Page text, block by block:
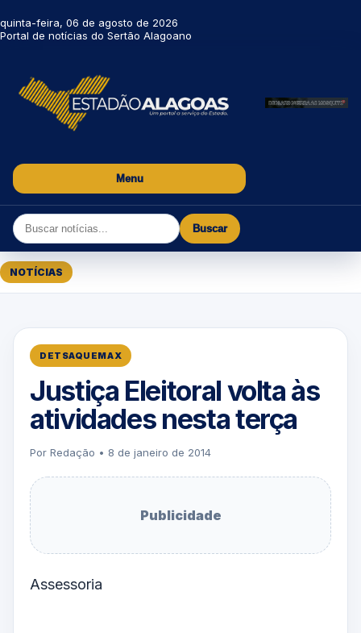
quinta-feira, 06 de agosto de 2026
Portal de notícias do Sertão Alagoano
Menu
Buscar
NOTÍCIAS
DETSAQUEMAX
Justiça Eleitoral volta às
atividades nesta terça
Por Redação • 8 de janeiro de 2014
Publicidade
Assessoria